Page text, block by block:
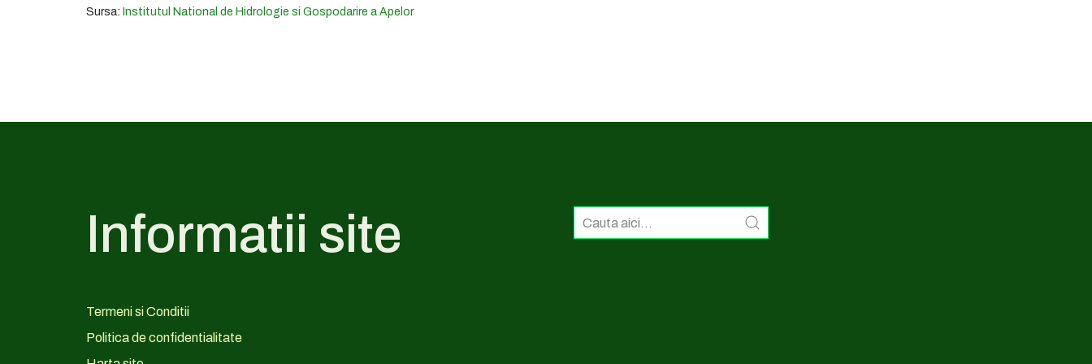
Sursa: Institutul National de Hidrologie si Gospodarire a Apelor
Informatii site
Termeni si Conditii
Politica de confidentialitate